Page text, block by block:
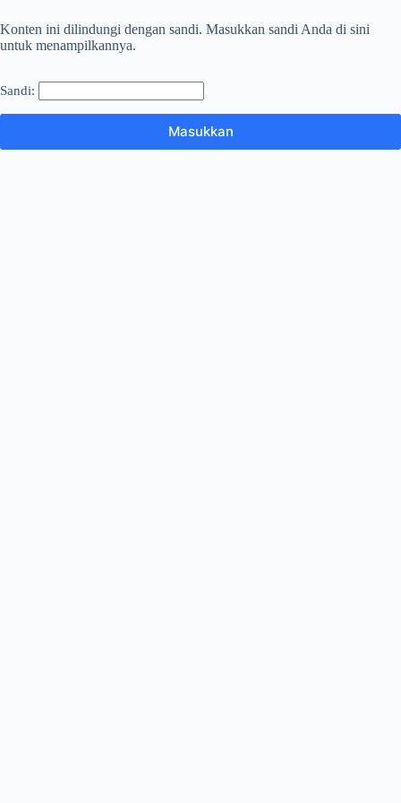
Konten ini dilindungi dengan sandi. Masukkan sandi Anda di sini
untuk menampilkannya.
Sandi: